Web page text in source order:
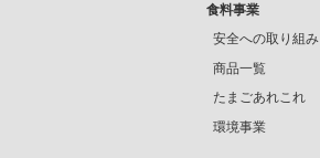
食料事業
安全への取り組み
商品一覧
たまごあれこれ
環境事業